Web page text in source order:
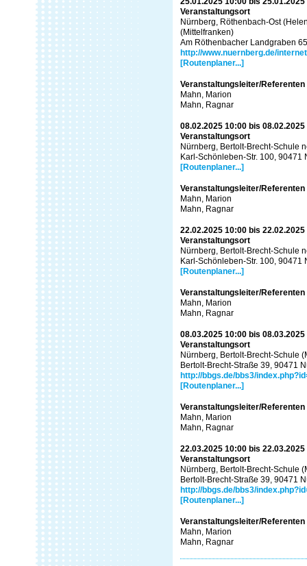
Veranstaltungsort
Nürnberg, Röthenbach-Ost
(Mittelfranken)
Am Röthenbacher Landgraben
http://www.nuernberg.de/
[Routenplaner...]
Veranstaltungsleiter/Referenten
Mahn, Marion
Mahn, Ragnar
08.02.2025 10:00 bis
Veranstaltungsort
Nürnberg, Bertolt-Brecht-Schule
Karl-Schönleben-Str. 100, 90471
[Routenplaner...]
Veranstaltungsleiter/Referenten
Mahn, Marion
Mahn, Ragnar
22.02.2025 10:00 bis
Veranstaltungsort
Nürnberg, Bertolt-Brecht-Schule
Karl-Schönleben-Str. 100, 90471
[Routenplaner...]
Veranstaltungsleiter/Referenten
Mahn, Marion
Mahn, Ragnar
08.03.2025 10:00 bis
Veranstaltungsort
Nürnberg, Bertolt-Brecht-Schule
Bertolt-Brecht-Straße 39, 90471
http://bbgs.de/bbs3/
[Routenplaner...]
Veranstaltungsleiter/Referenten
Mahn, Marion
Mahn, Ragnar
22.03.2025 10:00 bis
Veranstaltungsort
Nürnberg, Bertolt-Brecht-Schule
Bertolt-Brecht-Straße 39, 90471
http://bbgs.de/bbs3/
[Routenplaner...]
Veranstaltungsleiter/Referenten
Mahn, Marion
Mahn, Ragnar